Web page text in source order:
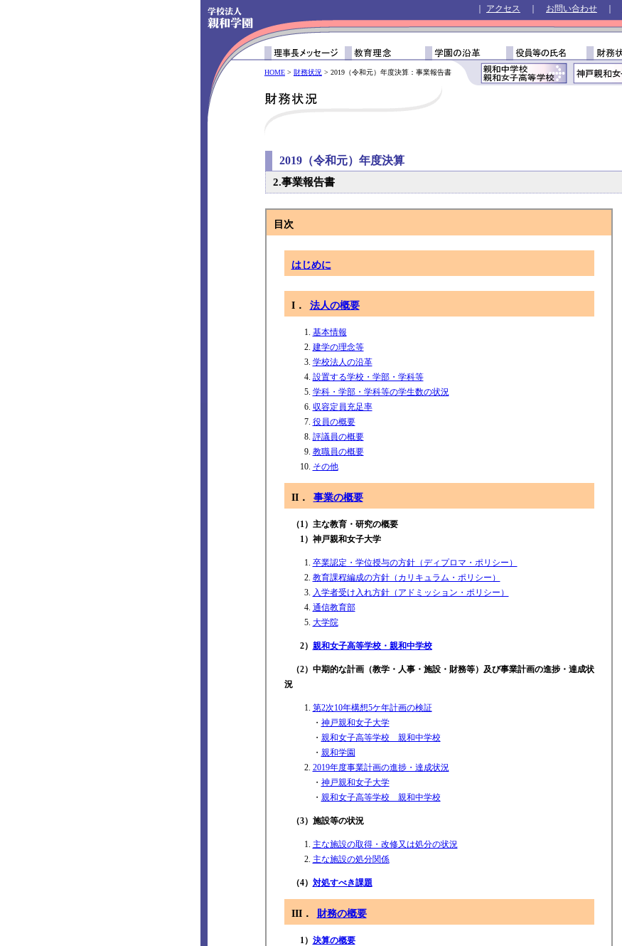
アクセス お問い合わせ
HOME > 財務状況 > 2019（令和元）年度決算：事業報告書
2019（令和元）年度決算
2.事業報告書
目次
はじめに
I． 法人の概要
基本情報
建学の理念等
学校法人の沿革
設置する学校・学部・学科等
学科・学部・学科等の学生数の状況
収容定員充足率
役員の概要
評議員の概要
教職員の概要
その他
II． 事業の概要
（1）主な教育・研究の概要
1）神戸親和女子大学
卒業認定・学位授与の方針（ディプロマ・ポリシー）
教育課程編成の方針（カリキュラム・ポリシー）
入学者受け入れ方針（アドミッション・ポリシー）
通信教育部
大学院
2） 親和女子高等学校・親和中学校
（2）中期的な計画（教学・人事・施設・財務等）及び事業計画の進捗・達成状
況
第2次10年構想5ケ年計画の検証
・ 神戸親和女子大学
・ 親和女子高等学校 親和中学校
・ 親和学園
2019年度事業計画の進捗・達成状況
・ 神戸親和女子大学
・ 親和女子高等学校 親和中学校
（3）施設等の状況
主な施設の取得・改修又は処分の状況
主な施設の処分関係
（4） 対処すべき課題
III． 財務の概要
1） 決算の概要